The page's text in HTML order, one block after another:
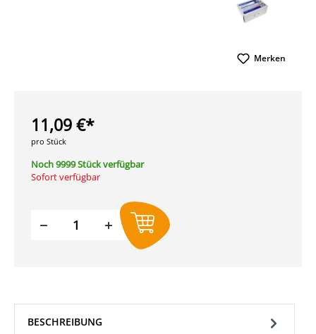
Merken
11,09 €*
pro Stück
Noch 9999 Stück verfügbar
Sofort verfügbar
Produkt Anzahl: Gib den
BESCHREIBUNG